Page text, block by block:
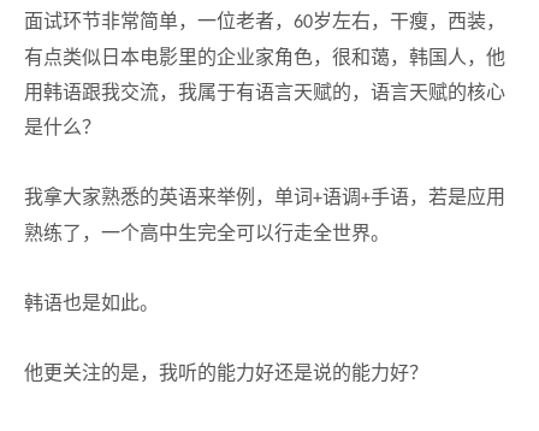
面试环节非常简单，一位老者， 60岁左右，干瘦，西装，
有点类似日本电影里的企业家角色，很和蔼，韩国人，他
用韩语跟我交流，我属于有语言天赋的，语言天赋的核心
是什么？
我拿大家熟悉的英语来举例，单词+语调+手语，若是应用
熟练了，一个高中生完全可以行走全世界。
韩语也是如此。
他更关注的是，我听的能力好还是说的能力好？